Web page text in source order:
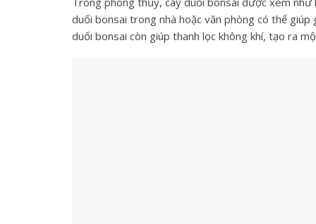
duối bonsai trong nhà hoặc văn phòng có thể giúp
duối bonsai còn giúp thanh lọc không khí, tạo ra